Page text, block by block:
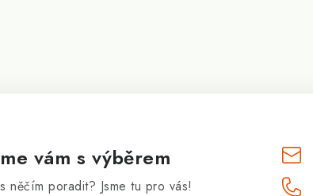
vám s výběrem
něčím poradit? Jsme tu pro vás!